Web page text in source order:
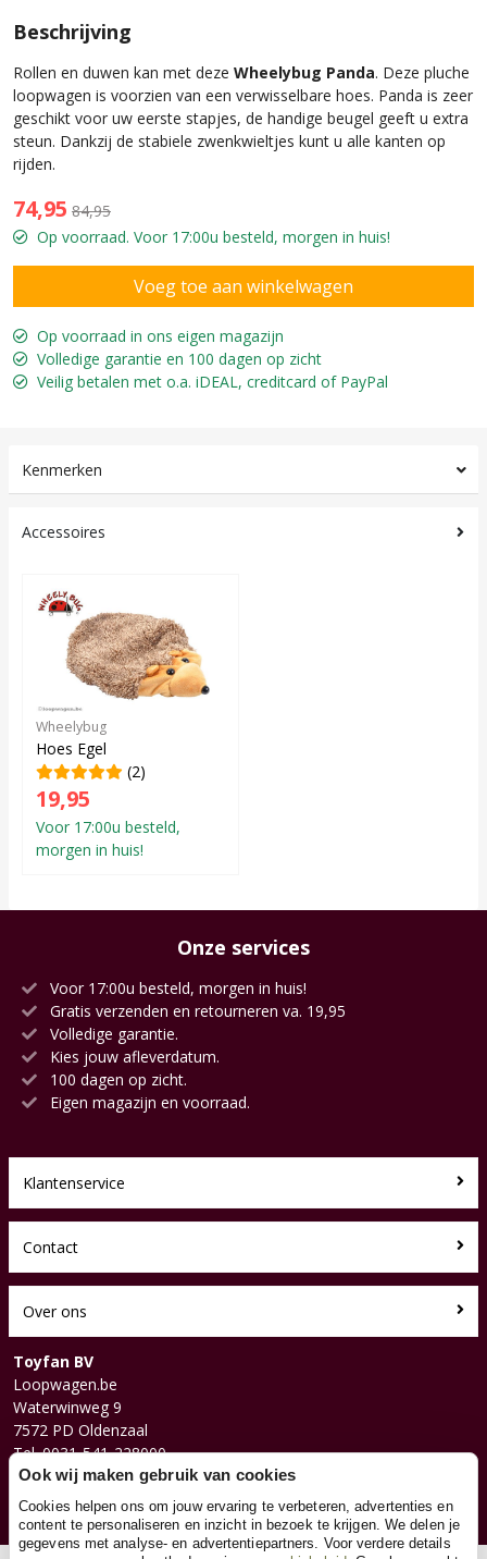
Beschrijving
Rollen en duwen kan met deze Wheelybug Panda. Deze pluche
loopwagen is voorzien van een verwisselbare hoes. Panda is zeer
geschikt voor uw eerste stapjes, de handige beugel geeft u extra
steun. Dankzij de stabiele zwenkwieltjes kunt u alle kanten op
rijden.
74,95 84,95
Op voorraad. Voor 17:00u besteld, morgen in huis!
Op voorraad in ons eigen magazijn
Volledige garantie en 100 dagen op zicht
Veilig betalen met o.a. iDEAL, creditcard of PayPal
Kenmerken
Accessoires
Wheelybug
Hoes Egel
(2)
19,95
Voor 17:00u besteld,
morgen in huis!
Onze services
Voor 17:00u besteld, morgen in huis!
Gratis verzenden en retourneren va. 19,95
Volledige garantie.
Kies jouw afleverdatum.
100 dagen op zicht.
Eigen magazijn en voorraad.
Klantenservice
Contact
Over ons
Toyfan BV
Loopwagen.be
Waterwinweg 9
7572 PD Oldenzaal
Tel. 0031-541-228000
Facebook
Instagram
Ook wij maken gebruik van cookies
Cookies helpen ons om jouw ervaring te verbeteren, advertenties en
content te personaliseren en inzicht in bezoek te krijgen. We delen je
gegevens met analyse- en advertentiepartners. Voor verdere details